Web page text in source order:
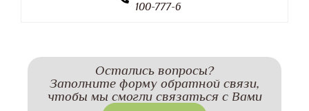
100-777-6
Остались вопросы?
Заполните форму обратной связи,
чтобы мы смогли связаться с Вами